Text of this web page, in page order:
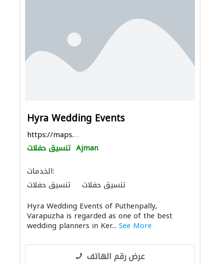
Hyra Wedding Events
https://maps.app.goo.gl/xBPDq3upZCWceGQc9
تنسيق حفلات Ajman
الخدمات:
تنسيق حفلات
تنسيق حفلات
Hyra Wedding Events of Puthenpally,
Varapuzha is regarded as one of the best
wedding planners in Ker... See More
عرض رقم الهاتف